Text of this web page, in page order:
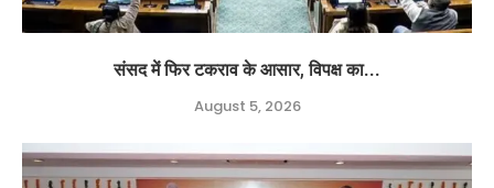
संसद में फिर टकराव के आसार, विपक्ष का...
August 5, 2026